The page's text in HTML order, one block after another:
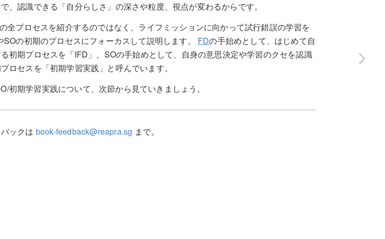
、認識できる「自分らしさ」の深さや粒度、視点が変わるからです。
全プロセスを紹介するのではなく、ライフミッションに向かって試行錯誤の学習を
SOの初期のプロセスにフォーカスして説明します。 FDの手始めとして、はじめて自
初期プロセスを「IFD」、SOの手始めとして、自身の意思決定や学習のクセを認識
ロセスを「初期学習実践」と呼んでいます。
初期学習実践について、次節から見ていきましょう。
ックは book-feedback@reapra.sg まで。